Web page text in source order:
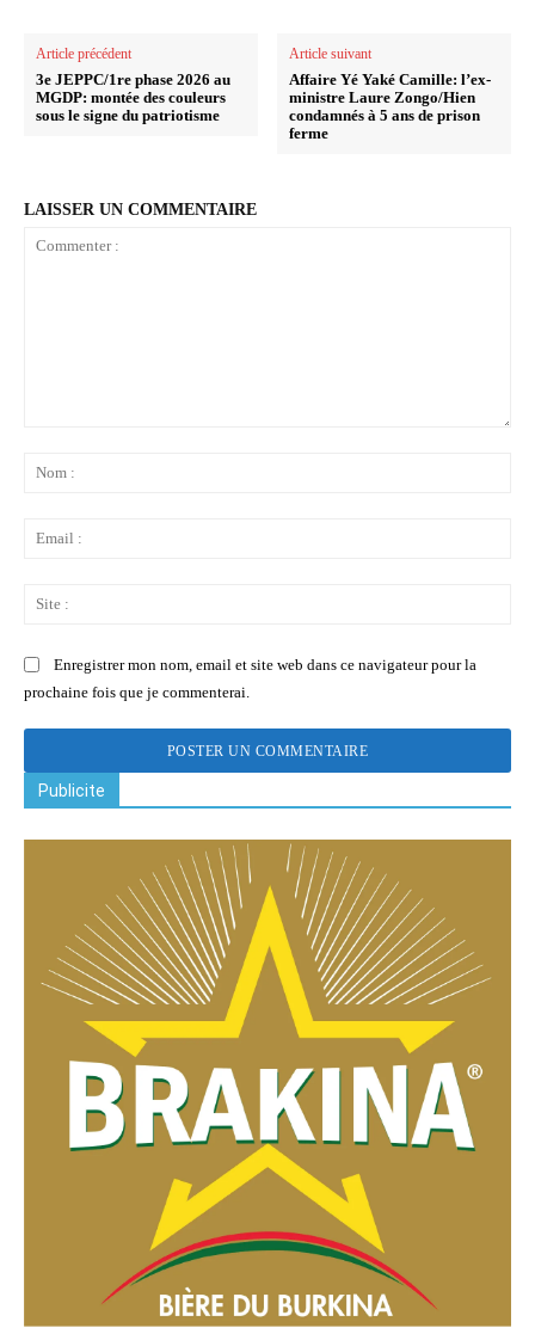
Article précédent
3e JEPPC/1re phase 2026 au
MGDP: montée des couleurs
sous le signe du patriotisme
Article suivant
Affaire Yé Yaké Camille: l’ex-
ministre Laure Zongo/Hien
condamnés à 5 ans de prison
ferme
LAISSER UN COMMENTAIRE
Enregistrer mon nom, email et site web dans ce navigateur pour la
prochaine fois que je commenterai.
Publicite